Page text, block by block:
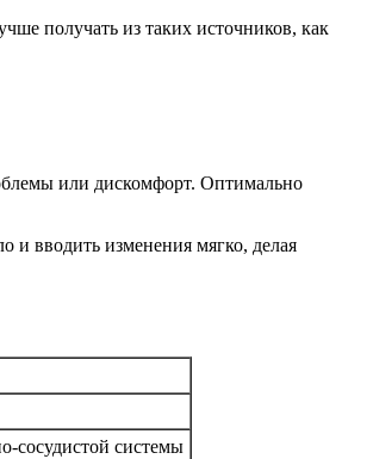
получать из таких источников, как
или дискомфорт. Оптимально
и вводить изменения мягко, делая
сосудистой системы